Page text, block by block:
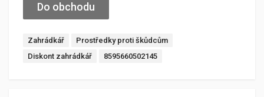
Do obchodu
Zahrádkář
Prostředky proti škůdcům
Diskont zahrádkář
8595660502145